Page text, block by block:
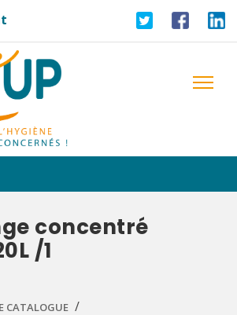
concentré
/1
CATALOGUE